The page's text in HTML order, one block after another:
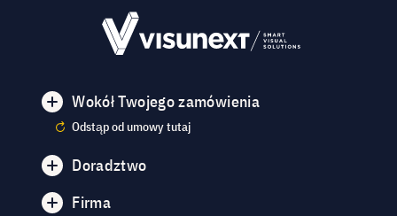
Wokół Twojego zamówienia
Odstąp od umowy tutaj
Doradztwo
Firma